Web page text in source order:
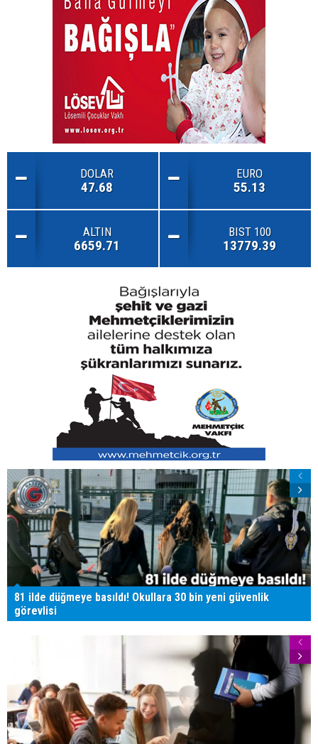
DOLAR
47.68
EURO
55.13
ALTIN
6659.71
BIST 100
13779.39
81 ilde düğmeye basıldı! Okullara 30 bin yeni güvenlik
görevlisi